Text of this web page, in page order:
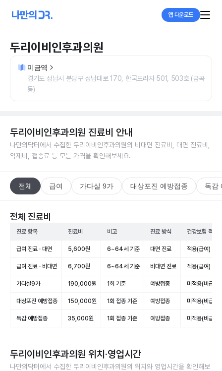
앱 다운로드
두리이비인후과의원
미금역
경기도 성남시 분당구 성남대로 170, 한국프라자 501, 503호 (금곡
동)
두리이비인후과의원 진료비 안내
나만의닥터에서 수집한 두리이비인후과의원의 비대면 진료비, 대면 진료비,
약제비, 접종료 등 모든 가격을 확인해보세요.
전체 급여 가다실 9가 대상포진 예방접종 독감
전체 진료비
진료 항목 진료비 비고 진료 방식 건강보험 적용
급여 진료 · 대면 5,600원 6~64세 기준 대면 진료 적용(급여)
급여 진료 · 비대면 6,700원 6~64세 기준 비대면 진료 적용(급여)
가다실9가 190,000원 1회 기준 예방접종 미적용(비급여)
대상포진 예방접종 150,000원 1회 접종 기준 예방접종 미적용(비급여)
독감 예방접종 35,000원 1회 접종 기준 예방접종 미적용(비급여)
두리이비인후과의원 위치·영업시간
나만의닥터에서 수집한 두리이비인후과의원의 위치와 영업시간을 확인해보